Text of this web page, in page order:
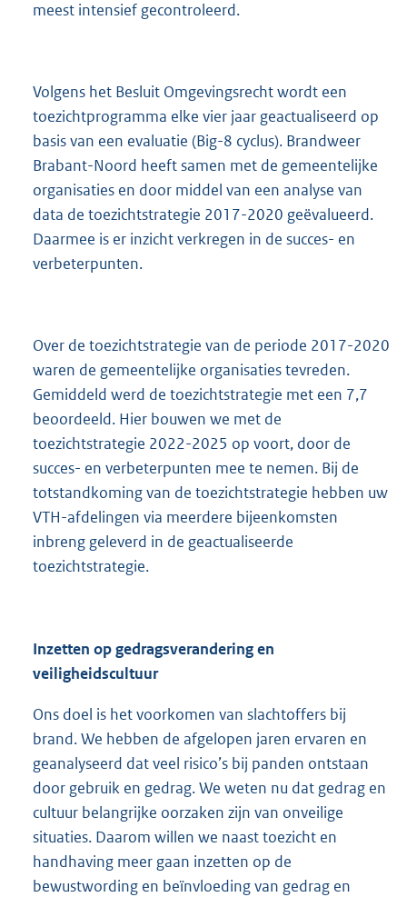
meest intensief gecontroleerd.
Volgens het Besluit Omgevingsrecht wordt een
toezichtprogramma elke vier jaar geactualiseerd op
basis van een evaluatie (Big-8 cyclus). Brandweer
Brabant-Noord heeft samen met de gemeentelijke
organisaties en door middel van een analyse van
data de toezichtstrategie 2017-2020 geëvalueerd.
Daarmee is er inzicht verkregen in de succes- en
verbeterpunten.
Over de toezichtstrategie van de periode 2017-2020
waren de gemeentelijke organisaties tevreden.
Gemiddeld werd de toezichtstrategie met een 7,7
beoordeeld. Hier bouwen we met de
toezichtstrategie 2022-2025 op voort, door de
succes- en verbeterpunten mee te nemen. Bij de
totstandkoming van de toezichtstrategie hebben uw
VTH-afdelingen via meerdere bijeenkomsten
inbreng geleverd in de geactualiseerde
toezichtstrategie.
Inzetten op gedragsverandering en
veiligheidscultuur
Ons doel is het voorkomen van slachtoffers bij
brand. We hebben de afgelopen jaren ervaren en
geanalyseerd dat veel risico’s bij panden ontstaan
door gebruik en gedrag. We weten nu dat gedrag en
cultuur belangrijke oorzaken zijn van onveilige
situaties. Daarom willen we naast toezicht en
handhaving meer gaan inzetten op de
bewustwording en beïnvloeding van gedrag en